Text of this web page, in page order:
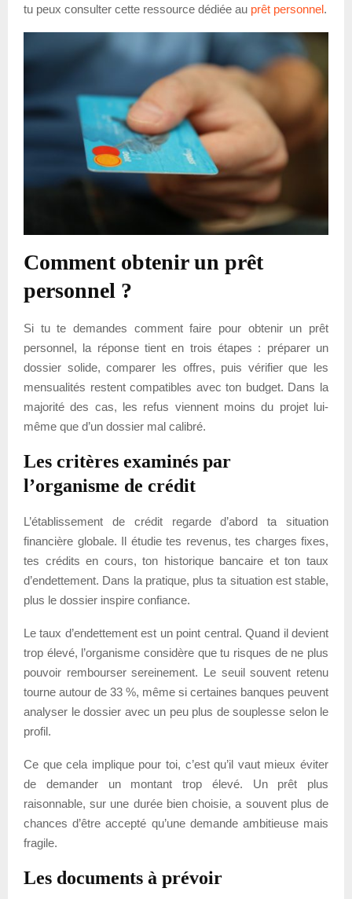
tu peux consulter cette ressource dédiée au prêt personnel.
Comment obtenir un prêt
personnel ?
Si tu te demandes comment faire pour obtenir un prêt
personnel, la réponse tient en trois étapes : préparer un
dossier solide, comparer les offres, puis vérifier que les
mensualités restent compatibles avec ton budget. Dans la
majorité des cas, les refus viennent moins du projet lui-
même que d’un dossier mal calibré.
Les critères examinés par
l’organisme de crédit
L’établissement de crédit regarde d’abord ta situation
financière globale. Il étudie tes revenus, tes charges fixes,
tes crédits en cours, ton historique bancaire et ton taux
d’endettement. Dans la pratique, plus ta situation est stable,
plus le dossier inspire confiance.
Le taux d’endettement est un point central. Quand il devient
trop élevé, l’organisme considère que tu risques de ne plus
pouvoir rembourser sereinement. Le seuil souvent retenu
tourne autour de 33 %, même si certaines banques peuvent
analyser le dossier avec un peu plus de souplesse selon le
profil.
Ce que cela implique pour toi, c’est qu’il vaut mieux éviter
de demander un montant trop élevé. Un prêt plus
raisonnable, sur une durée bien choisie, a souvent plus de
chances d’être accepté qu’une demande ambitieuse mais
fragile.
Les documents à prévoir